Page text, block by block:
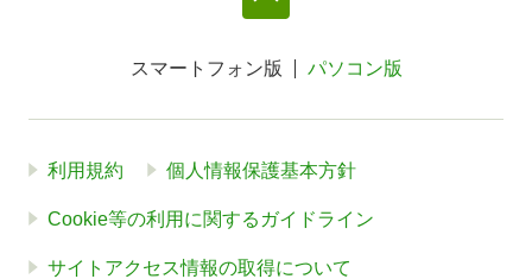
スマートフォン版 パソコン版
利用規約 個人情報保護基本方針
Cookie等の利用に関するガイドライン
サイトアクセス情報の取得について